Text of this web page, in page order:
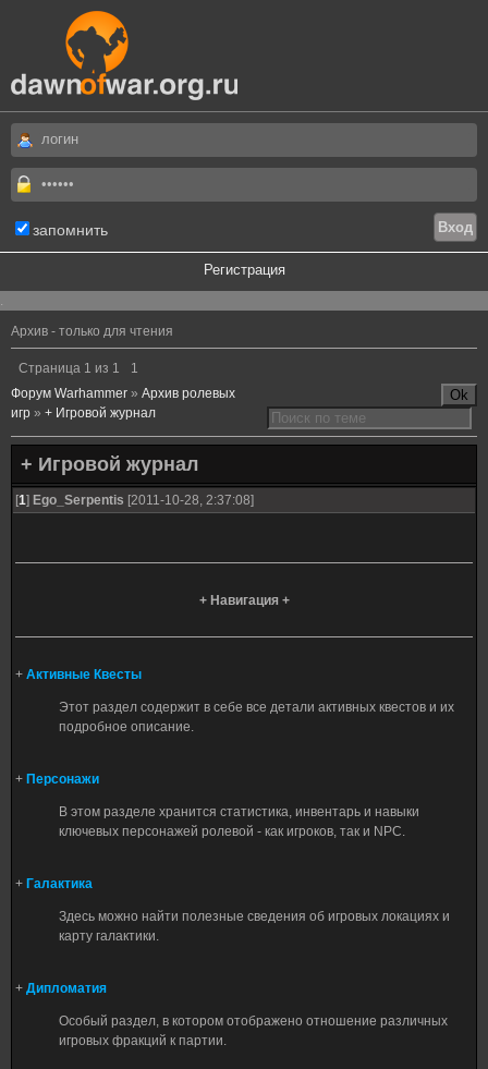
запомнить
Регистрация
.
Архив - только для чтения
Страница 1 из 1
1
Форум Warhammer » Архив ролевых
игр » + Игровой журнал
+ Игровой журнал
[1] Ego_Serpentis [2011-10-28, 2:37:08]
+ Навигация +
+ Активные Квесты
Этот раздел содержит в себе все детали активных квестов и их
подробное описание.
+ Персонажи
В этом разделе хранится статистика, инвентарь и навыки
ключевых персонажей ролевой - как игроков, так и NPC.
+ Галактика
Здесь можно найти полезные сведения об игровых локациях и
карту галактики.
+ Дипломатия
Особый раздел, в котором отображено отношение различных
игровых фракций к партии.